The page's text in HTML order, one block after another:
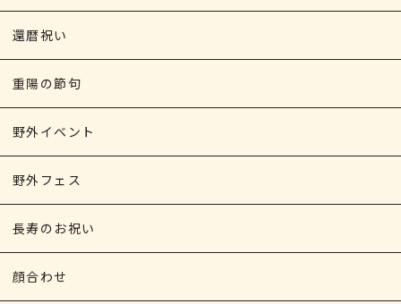
還暦祝い
重陽の節句
野外イベント
野外フェス
長寿のお祝い
顔合わせ